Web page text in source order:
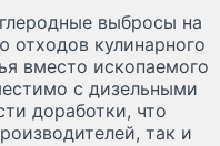
выбросы на
отходов кулинарного
вместо ископаемого
с дизельными
доработки, что
так и